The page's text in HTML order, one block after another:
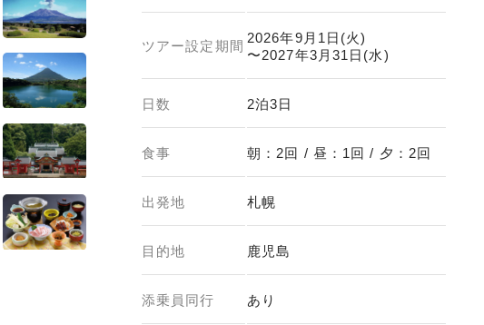
ツアー設定期間
2026年9月1日(火)
〜2027年3月31日(水)
日数 2泊3日
食事 朝：2回 / 昼：1回 / 夕：2回
出発地 札幌
目的地 鹿児島
添乗員同行 あり